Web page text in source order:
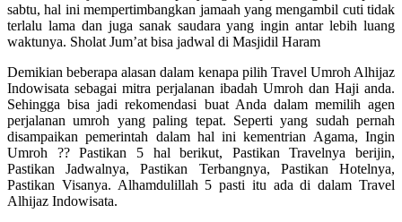
sabtu, hal ini mempertimbangkan jamaah yang mengambil cuti tidak
terlalu lama dan juga sanak saudara yang ingin antar lebih luang
waktunya. Sholat Jum’at bisa jadwal di Masjidil Haram
Demikian beberapa alasan dalam kenapa pilih Travel Umroh Alhijaz
Indowisata sebagai mitra perjalanan ibadah Umroh dan Haji anda.
Sehingga bisa jadi rekomendasi buat Anda dalam memilih agen
perjalanan umroh yang paling tepat. Seperti yang sudah pernah
disampaikan pemerintah dalam hal ini kementrian Agama, Ingin
Umroh ?? Pastikan 5 hal berikut, Pastikan Travelnya berijin,
Pastikan Jadwalnya, Pastikan Terbangnya, Pastikan Hotelnya,
Pastikan Visanya. Alhamdulillah 5 pasti itu ada di dalam Travel
Alhijaz Indowisata.